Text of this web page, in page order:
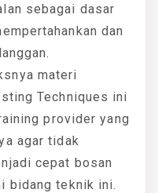
sebagai dasar
dan
materi
Techniques ini
provider yang
agar tidak
cepat bosan
bidang teknik ini.